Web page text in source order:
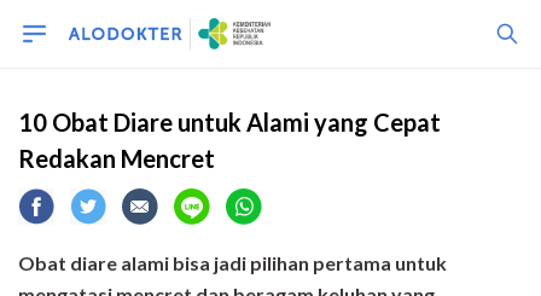
10 Obat Diare untuk Alami yang Cepat
Redakan Mencret
Obat diare alami bisa jadi pilihan pertama untuk